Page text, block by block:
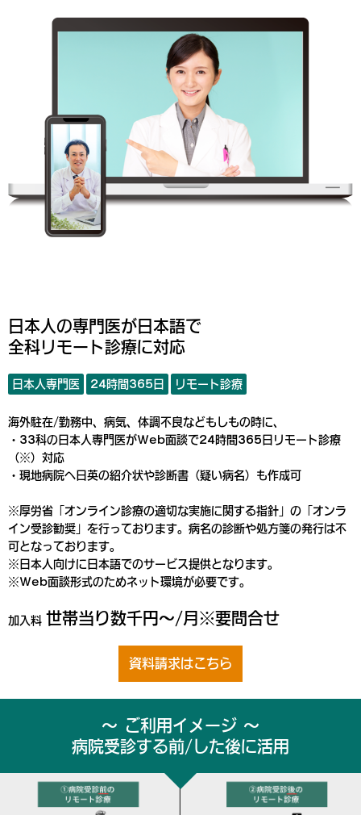
日本人の専門医が日本語で
全科リモート診療に対応
日本人専門医 24時間365日 リモート診療
海外駐在/勤務中、病気、体調不良などもしもの時に、
・33科の日本人専門医がWeb面談で24時間365日リモート診療
（※）対応
・現地病院へ日英の紹介状や診断書（疑い病名）も作成可
※厚労省「オンライン診療の適切な実施に関する指針」の「オンラ
イン受診勧奨」を行っております。病名の診断や処方箋の発行は不
可となっております。
※日本人向けに日本語でのサービス提供となります。
※Web面談形式のためネット環境が必要です。
加入料 世帯当り数千円～/月※要問合せ
資料請求はこちら
～ ご利用イメージ ～
病院受診する前/した後に活用